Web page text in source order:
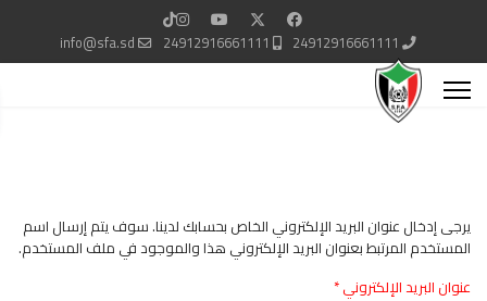
24912916661111
24912916661111
info@sfa.sd
يرجى إدخال عنوان البريد الإلكتروني الخاص بحسابك لدينا. سوف يتم إرسال اسم
المستخدم المرتبط بعنوان البريد الإلكتروني هذا والموجود في ملف المستخدم.
عنوان البريد الإلكتروني*